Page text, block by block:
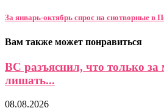
За январь-октябрь спрос на снотворные в
Вам также может понравиться
ВС разъяснил, что только
лишать...
08.08.2026